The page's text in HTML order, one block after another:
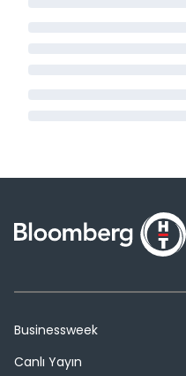
Businessweek
Canlı Yayın